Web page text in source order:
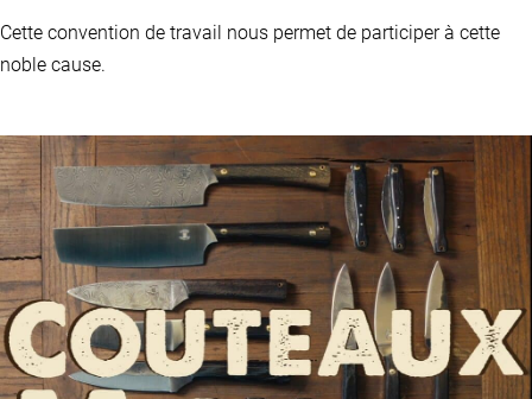
Cette convention de travail nous permet de participer à cette
noble cause.